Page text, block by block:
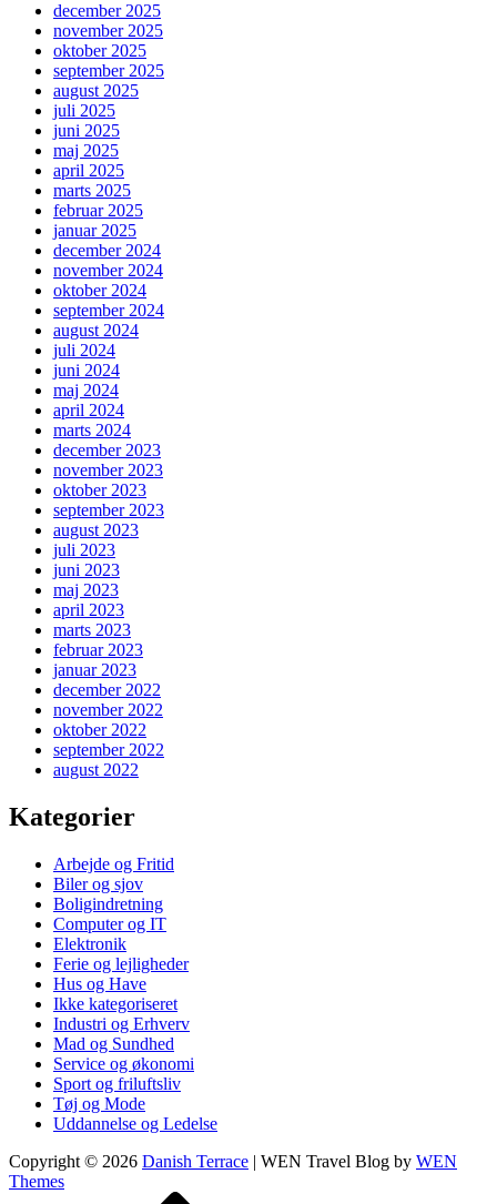
store
kvinder
–
festtøj,
der
imponerer!
december 2025
november 2025
oktober 2025
september 2025
august 2025
juli 2025
juni 2025
maj 2025
april 2025
marts 2025
februar 2025
januar 2025
december 2024
november 2024
oktober 2024
september 2024
august 2024
juli 2024
juni 2024
maj 2024
april 2024
marts 2024
december 2023
november 2023
oktober 2023
september 2023
august 2023
juli 2023
juni 2023
maj 2023
april 2023
marts 2023
februar 2023
januar 2023
december 2022
november 2022
oktober 2022
september 2022
august 2022
Kategorier
Arbejde og Fritid
Biler og sjov
Boligindretning
Computer og IT
Elektronik
Ferie og lejligheder
Hus og Have
Ikke kategoriseret
Industri og Erhverv
Mad og Sundhed
Service og økonomi
Sport og friluftsliv
Tøj og Mode
Uddannelse og Ledelse
Copyright © 2026 Danish Terrace | WEN Travel Blog by WEN
Themes